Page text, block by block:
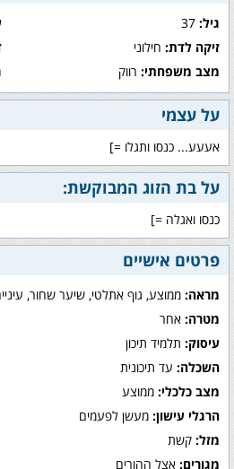
גיל:
זיקה לדת: חילוני
מצב משפחתי: רווק
על עצמי
אעעע... כנסו ותגלו =]
על בת הזוג המבוקשת:
כנסו ואגלה =]
פרטים אישיים
מראה: ממוצע, גוף אתלטי, שיער שחור,
מטרה: אחר
עיסוק: תלמיד תיכון
השכלה: עד תיכונית
מצב כלכלי: ממוצע
הרגלי עישון: מעשן לפעמים
מזל: קשת
מגורים: אצל ההורים